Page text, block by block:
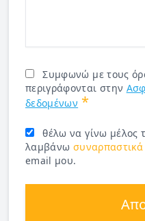
Συμφωνώ με τους
περιγράφονται στην
δεδομένων *
θέλω να γίνω μέλος
λαμβάνω
email μου.